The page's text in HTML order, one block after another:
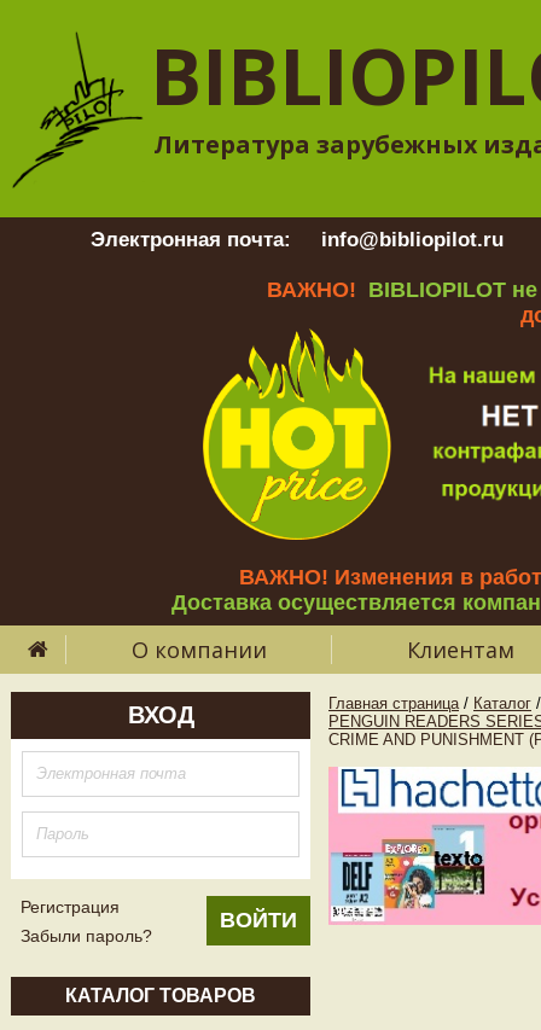
Литература зарубежных
Электронная почта: info@bibliopilot.ru
ВАЖНО! BIBLIOPILOT
ВАЖНО! Изменения в
Доставка осуществляется
О компании Клиентам
ВХОД
Регистрация
Забыли пароль?
КАТАЛОГ ТОВАРОВ
Главная страница / Каталог /
PENGUIN READERS
CRIME AND PUNISHMENT